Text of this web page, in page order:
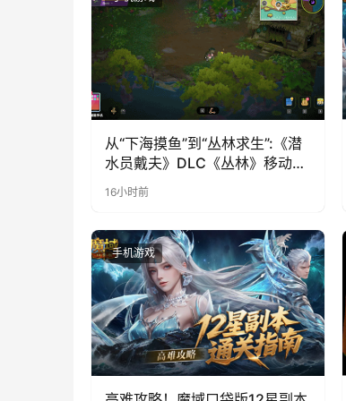
从“下海摸鱼”到“丛林求生”:《潜
水员戴夫》DLC《丛林》移动端
定档8月14日
16小时前
手机游戏